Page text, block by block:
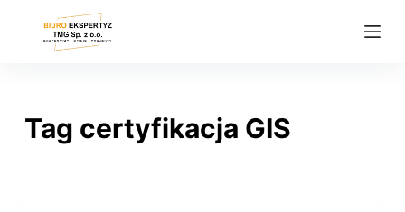
Tag certyfikacja GIS